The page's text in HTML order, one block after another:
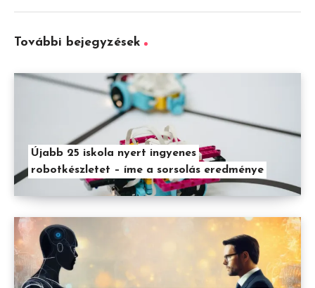
További bejegyzések
Újabb 25 iskola nyert ingyenes
robotkészletet – íme a sorsolás eredménye